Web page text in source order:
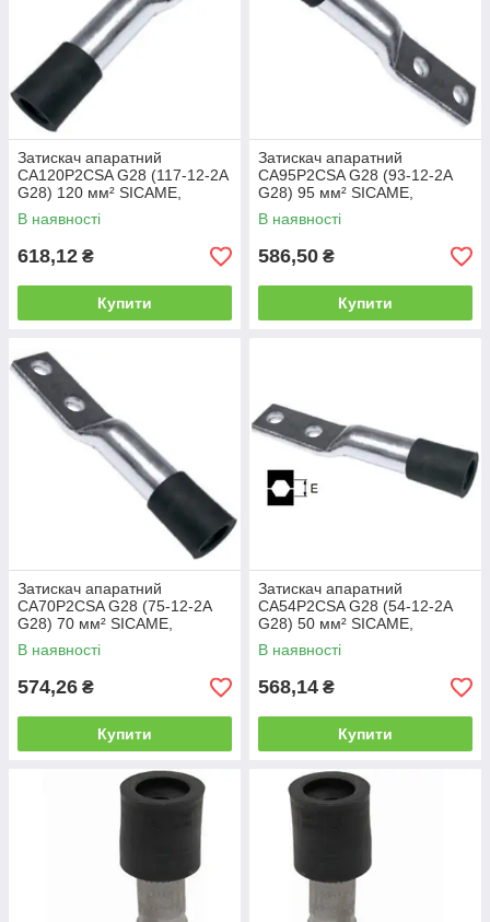
Затискач апаратний
CA120P2CSA G28 (117-12-2А
G28) 120 мм² SICAME,
наконечник з двома
отворами пресувальний
В наявності
618,12 ₴
Купити
Затискач апаратний
CA95P2CSA G28 (93-12-2А
G28) 95 мм² SICAME,
наконечник з двома
отворами пресувальний
В наявності
586,50 ₴
Купити
Затискач апаратний
CA70P2CSA G28 (75-12-2А
G28) 70 мм² SICAME,
наконечник з двома
отворами пресувальний
В наявності
574,26 ₴
Купити
Затискач апаратний
CA54P2CSA G28 (54-12-2А
G28) 50 мм² SICAME,
наконечник з двома
отворами пресувальний
В наявності
568,14 ₴
Купити